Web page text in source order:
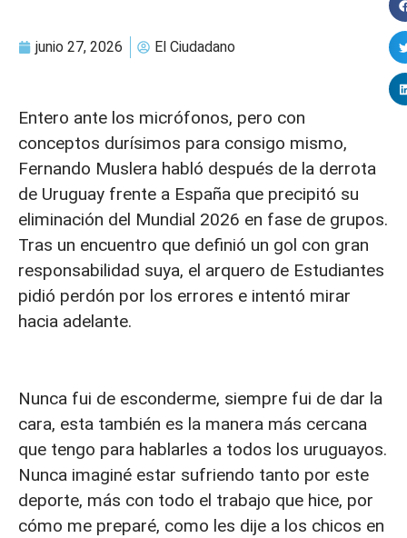
junio 27, 2026 El Ciudadano
Entero ante los micrófonos, pero con
conceptos durísimos para consigo mismo,
Fernando Muslera habló después de la derrota
de Uruguay frente a España que precipitó su
eliminación del Mundial 2026 en fase de grupos.
Tras un encuentro que definió un gol con gran
responsabilidad suya, el arquero de Estudiantes
pidió perdón por los errores e intentó mirar
hacia adelante.
Nunca fui de esconderme, siempre fui de dar la
cara, esta también es la manera más cercana
que tengo para hablarles a todos los uruguayos.
Nunca imaginé estar sufriendo tanto por este
deporte, más con todo el trabajo que hice, por
cómo me preparé, como les dije a los chicos en